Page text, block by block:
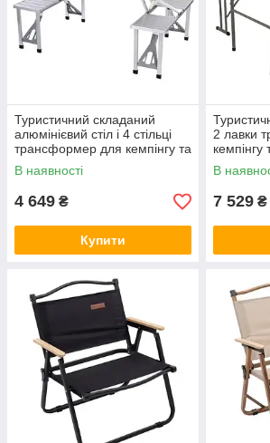
Туристичний складаний
алюмінієвий стіл і 4 стільці
трансформер для кемпінгу та
пікніка 86*67*67 см
В наявності
4 649 ₴
Купити
2 лавки
кемпінгу
см
В
7 529 ₴